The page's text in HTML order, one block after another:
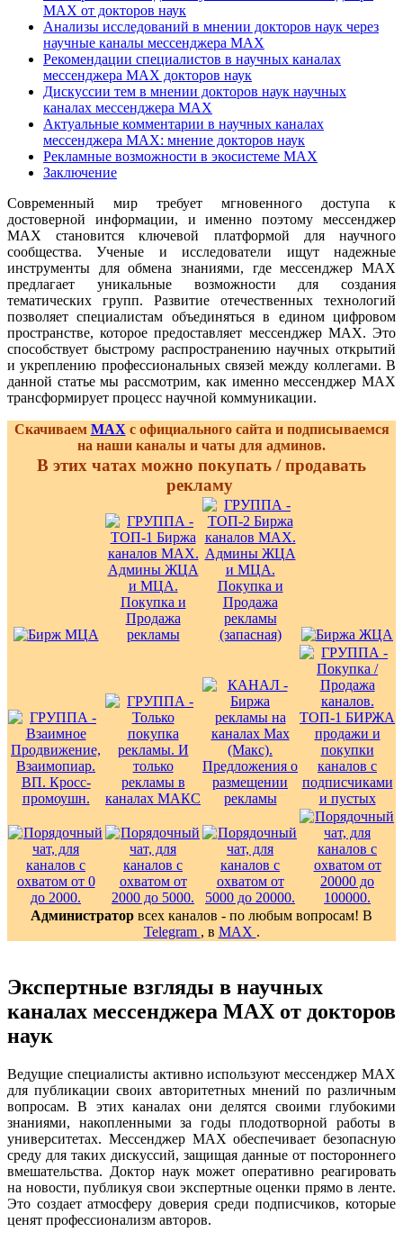
MAX от докторов наук
Анализы исследований в мнении докторов наук через
научные каналы мессенджера MAX
Рекомендации специалистов в научных каналах
мессенджера MAX докторов наук
Дискуссии тем в мнении докторов наук научных
каналах мессенджера MAX
Актуальные комментарии в научных каналах
мессенджера MAX: мнение докторов наук
Рекламные возможности в экосистеме MAX
Заключение
Современный мир требует мгновенного доступа к
достоверной информации, и именно поэтому мессенджер
MAX становится ключевой платформой для научного
сообщества. Ученые и исследователи ищут надежные
инструменты для обмена знаниями, где мессенджер MAX
предлагает уникальные возможности для создания
тематических групп. Развитие отечественных технологий
позволяет специалистам объединяться в едином цифровом
пространстве, которое предоставляет мессенджер MAX. Это
способствует быстрому распространению научных открытий
и укреплению профессиональных связей между коллегами. В
данной статье мы рассмотрим, как именно мессенджер MAX
трансформирует процесс научной коммуникации.
Скачиваем MAX с официального сайта и подписываемся
на наши каналы и чаты для админов.
В этих чатах можно покупать / продавать
рекламу
Администратор всех каналов - по любым вопросам! В
Telegram , в MAX .
Экспертные взгляды в научных
каналах мессенджера MAX от докторов
наук
Ведущие специалисты активно используют мессенджер MAX
для публикации своих авторитетных мнений по различным
вопросам. В этих каналах они делятся своими глубокими
знаниями, накопленными за годы плодотворной работы в
университетах. Мессенджер MAX обеспечивает безопасную
среду для таких дискуссий, защищая данные от постороннего
вмешательства. Доктор наук может оперативно реагировать
на новости, публикуя свои экспертные оценки прямо в ленте.
Это создает атмосферу доверия среди подписчиков, которые
ценят профессионализм авторов.